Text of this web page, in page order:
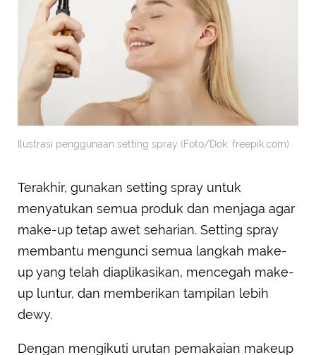
Ilustrasi penggunaan setting spray (Foto/Dok: freepik.com)
Terakhir, gunakan setting spray untuk
menyatukan semua produk dan menjaga agar
make-up tetap awet seharian. Setting spray
membantu mengunci semua langkah make-
up yang telah diaplikasikan, mencegah make-
up luntur, dan memberikan tampilan lebih
dewy.
Dengan mengikuti urutan pemakaian makeup